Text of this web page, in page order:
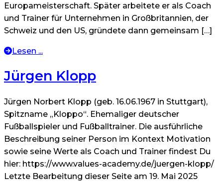
Europameisterschaft. Später arbeitete er als Coach
und Trainer für Unternehmen in Großbritannien, der
Schweiz und den US, gründete dann gemeinsam […]
Lesen ...
Jürgen Klopp
Jürgen Norbert Klopp (geb. 16.06.1967 in Stuttgart),
Spitzname „Kloppo“. Ehemaliger deutscher
Fußballspieler und Fußballtrainer. Die ausführliche
Beschreibung seiner Person im Kontext Motivation
sowie seine Werte als Coach und Trainer findest Du
hier: https://www.values-academy.de/juergen-klopp/
Letzte Bearbeitung dieser Seite am 19. Mai 2025